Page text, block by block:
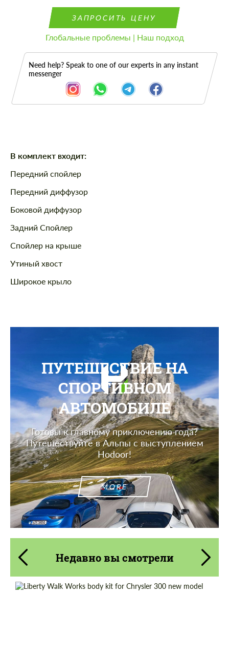
ЗАПРОСИТЬ ЦЕНУ
Глобальные проблемы | Наш подход
Need help? Speak to one of our experts in any instant
messenger
Описание
В комплект входит:
Передний спойлер
Передний диффузор
Боковой диффузор
Задний Спойлер
Спойлер на крыше
Утиный хвост
Широкое крыло
ПУТЕШЕСТВИЕ НА
СПОРТИВНОМ
АВТОМОБИЛЕ
Готовы к главному приключению года?
Путешествуйте в Альпы с выступлением
Hodoor!
MORE
Недавно вы смотрели